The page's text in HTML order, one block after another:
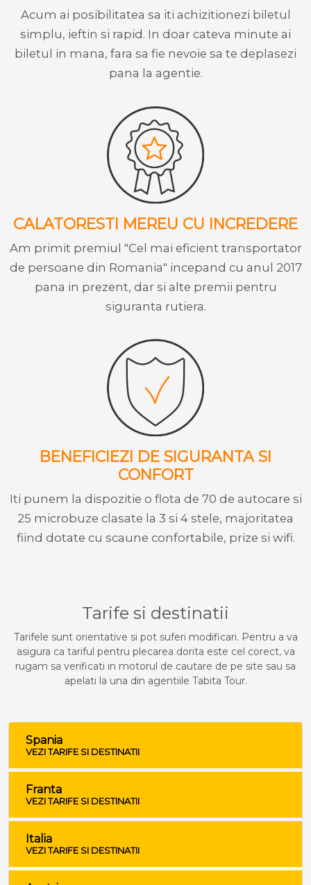
Acum ai posibilitatea sa iti achizitionezi biletul
simplu, ieftin si rapid. In doar cateva minute ai
biletul in mana, fara sa fie nevoie sa te deplasezi
pana la agentie.
CALATORESTI MEREU CU INCREDERE
Am primit premiul "Cel mai eficient transportator
de persoane din Romania" incepand cu anul 2017
pana in prezent, dar si alte premii pentru
siguranta rutiera.
BENEFICIEZI DE SIGURANTA SI
CONFORT
Iti punem la dispozitie o flota de 70 de autocare si
25 microbuze clasate la 3 si 4 stele, majoritatea
fiind dotate cu scaune confortabile, prize si wifi.
Tarife si destinatii
Tarifele sunt orientative si pot suferi modificari. Pentru a va
asigura ca tariful pentru plecarea dorita este cel corect, va
rugam sa verificati in motorul de cautare de pe site sau sa
apelati la una din agentiile Tabita Tour.
Spania
VEZI TARIFE SI DESTINATII
Franta
VEZI TARIFE SI DESTINATII
Italia
VEZI TARIFE SI DESTINATII